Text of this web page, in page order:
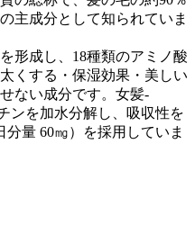
主成分として知られていま
形成し、18種類のアミノ酸
くする・保湿効果・美しい
ない成分です。女髪-
ンを加水分解し、吸収性を
量 60㎎）を採用していま